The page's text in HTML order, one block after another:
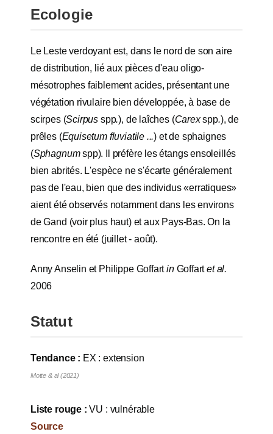
Ecologie
Le Leste verdoyant est, dans le nord de son aire
de distribution, lié aux pièces d'eau oligo-
mésotrophes faiblement acides, présentant une
végétation rivulaire bien développée, à base de
scirpes (Scirpus spp.), de laîches (Carexspp.), de
prêles (Equisetum fluviatile ...) et de sphaignes
(Sphagnumspp). Il préfère les étangs ensoleillés
bien abrités. L'espèce ne s'écarte généralement
pas de l'eau, bien que des individus «erratiques»
aient été observés notamment dans les environs
de Gand (voir plus haut) et aux Pays-Bas. On la
rencontre en été (juillet - août).
Anny Anselin et Philippe GoffartinGoffartet al.
2006
Statut
Tendance : EX : extension
Motte & al (2021)
Liste rouge : VU : vulnérable
Source